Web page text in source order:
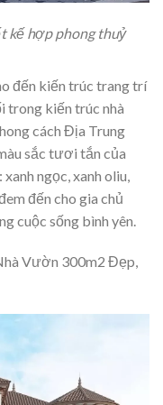
kế hợp phong thuỷ
đến kiến trúc trang trí
trong kiến trúc nhà
cách Địa Trung
sắc tươi tắn của
ngọc, xanh oliu,
đến cho gia chủ
cuộc sống bình yên.​​
Vườn 300m2 Đẹp,